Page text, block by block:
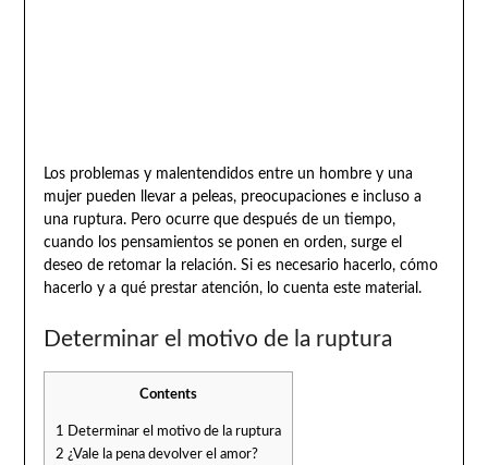
Los problemas y malentendidos entre un hombre y una
mujer pueden llevar a peleas, preocupaciones e incluso a
una ruptura. Pero ocurre que después de un tiempo,
cuando los pensamientos se ponen en orden, surge el
deseo de retomar la relación. Si es necesario hacerlo, cómo
hacerlo y a qué prestar atención, lo cuenta este material.
Determinar el motivo de la ruptura
Contents
1 Determinar el motivo de la ruptura
2 ¿Vale la pena devolver el amor?